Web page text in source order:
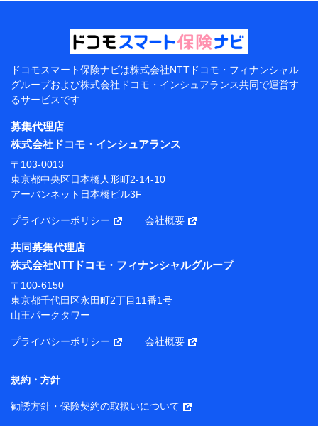
などの情報、ペットの種類や年齢などの情報などが含ま
提供当事者から受領当事者が個人データを取得する方法
電子的・電磁的方法等
【共同して利用する者の範囲】
当社
株式会社NTTドコモ・フィナンシャルグループ
【利用目的】
当社または株式会社NTTドコモ・フィナンシャルグルー
プが提供する保険関連サービスにおけるユーザー登録受
付および管理のため
当社または株式会社NTTドコモ・フィナンシャルグルー
携会社の保険その他に関する情報を提供するため、また
維持管理等の委託業務遂行のため、またそれらに付帯、
関連する当社または株式会社NTTドコモ・フィナンシャ
ルグループおよび提携会社のサービスを案内、提供する
ため
（各サービスで取得したサービス利用履歴、ウェブサイ
トの閲覧履歴、購買履歴、ご契約内容等のパーソナルデ
ータを分析して、お客さまの趣味・嗜好・傾向に応じた
サービス・商品等に関するご提案や広告の配信等を行う
ことがあります。）
各種セミナーの開催のため
コンサルティングサービスの実施のため
アンケートやキャンペーン等の実施のため
上記に係る案内・手続き・管理等付帯業務を行うため
ドコモスマート保険ナビは株式会社NTTドコモ・フィナンシャル
グループおよび株式会社ドコモ・インシュアランス共同で運営す
るサービスです
募集代理店
株式会社ドコモ・インシュアランス
〒103-0013
東京都中央区日本橋人形町2-14-10
アーバンネット日本橋ビル3F
プライバシーポリシー 会社概要
共同募集代理店
株式会社NTTドコモ・フィナンシャルグループ
〒100-6150
東京都千代田区永田町2丁目11番1号
山王パークタワー
プライバシーポリシー 会社概要
規約・方針
勧誘方針・保険契約の取扱いについて